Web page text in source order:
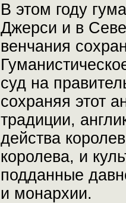
В этом году
Джерси и в
венчания
суд на
сохраняя этот
традиции,
действа
королева, и
подданные
и монархии.